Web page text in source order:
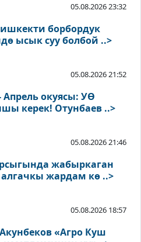
05.08.2026 23:32
борбордук
ысык суу болбой ..>
05.08.2026 21:52
окуясы: УӨ
керек! Отунбаев ..>
05.08.2026 21:46
жабыркаган
жардам кө ..>
05.08.2026 18:57
«Агро Куш